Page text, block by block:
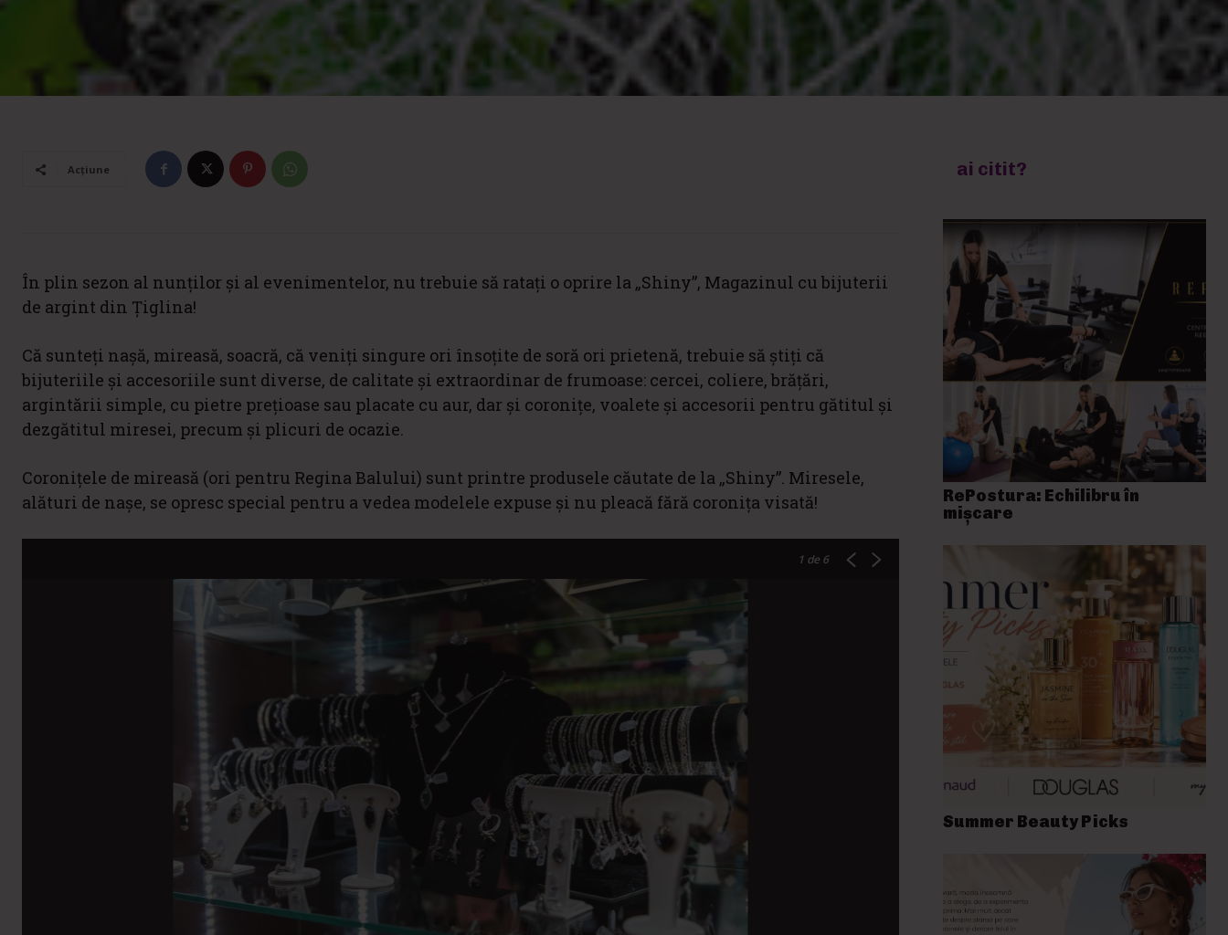
Acțiune
În plin sezon al nunților și al evenimentelor, nu trebuie să ratați o oprire la „Shiny”, Magazinul cu bijuterii
de argint din Țiglina!
Că sunteți nașă, mireasă, soacră, că veniți singure ori însoțite de soră ori prietenă, trebuie să știți că
bijuteriile și accesoriile sunt diverse, de calitate și extraordinar de frumoase: cercei, coliere, brățări,
argintării simple, cu pietre prețioase sau placate cu aur, dar și coronițe, voalete și accesorii pentru gătitul și
dezgătitul miresei, precum și plicuri de ocazie.
Coronițele de mireasă (ori pentru Regina Balului) sunt printre produsele căutate de la „Shiny”. Miresele,
alături de nașe, se opresc special pentru a vedea modelele expuse și nu pleacă fără coronița visată!
1 de 6
ai citit?
RePostura: Echilibru în
mișcare
Summer Beauty Picks